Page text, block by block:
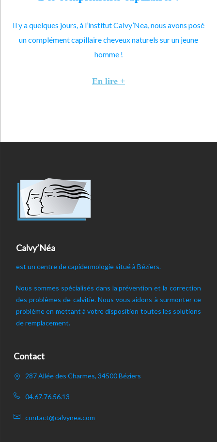
Il y a quelques jours, à l’institut Calvy’Nea, nous avons posé
un complément capillaire cheveux naturels sur un jeune
homme !
En lire +
Calvy’Néa
est un centre de capidermologie situé à Béziers.
Nous sommes spécialisés dans la prévention et la correction
des problèmes de calvitie. Nous vous aidons à surmonter ce
problème en mettant à votre disposition toutes les solutions
de remplacement.
Contact
287 Allée des Charmes, 34500 Béziers
04.67.76.56.13
contact@calvynea.com